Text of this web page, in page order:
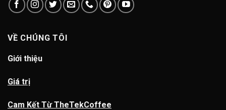
VỀ CHÚNG TÔI
Giới thiệu
Giá trị
Cam Kết Từ TheTekCoffee